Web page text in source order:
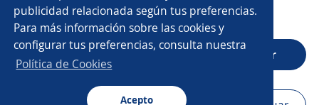
publicidad relacionada según tus preferencias.
Para más información sobre las cookies y
configurar tus preferencias, consulta nuestra
Política de Cookies
Acepto
Analista de seguridad Analista de créditos
Analista de datos
Asesor/a comercial
Buscar es más fácil en la app
CT App Abrir